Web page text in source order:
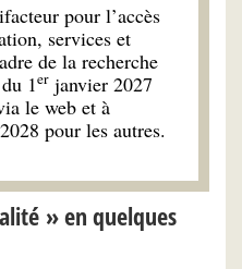
pour l’accès
services et
de la recherche
1er janvier 2027
le web et à
pour les autres.
» en quelques